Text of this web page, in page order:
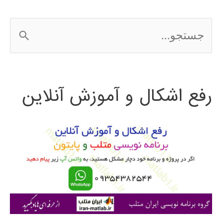
متلب
MATLAB
س
ج
ی
رفع اشکال و آموزش آنلاین